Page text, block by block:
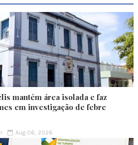
mantém área isolada e faz
em investigação de febre
Aug 06, 2026